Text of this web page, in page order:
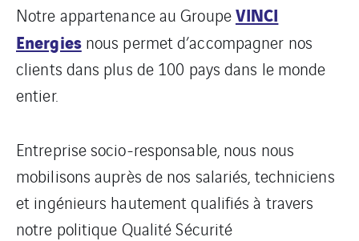
Notre appartenance au GroupeVINCI
Energies nous permet d’accompagner nos
clients dans plus de 100 pays dans le monde
entier.
Entreprise socio-responsable, nous nous
mobilisons auprès de nos salariés, techniciens
et ingénieurs hautement qualifiés à travers
notre politique Qualité Sécurité